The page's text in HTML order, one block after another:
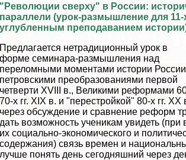
"Революции сверху" в России:
параллели (урок-размышление для 11-
углубленным преподаванием
Предлагается нетрадиционный урок в
форме семинара-размышления над
переломными моментами истории
петровскими преобразованиями первой
четверти XVIII в., Великими реформами
70-х гг. XIX в. и "перестройкой" 80-х гг. ХХ
через обсуждение и сравнение реформ
дать возможность ученикам увидеть (при
их социально-экономического и
содержания) связь времен и
лучше понять день сегодняшний через